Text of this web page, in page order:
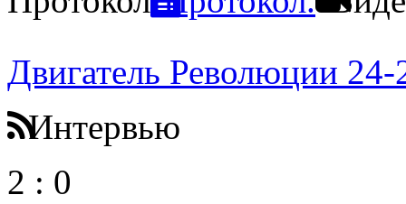
Двигатель Революции 24-
Интервью
2 : 0